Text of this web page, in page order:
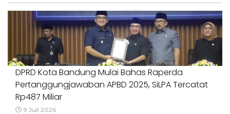
DPRD Kota Bandung Mulai Bahas Raperda
Pertanggungjawaban APBD 2025, SiLPA Tercatat
Rp487 Miliar
9 Juli 2026